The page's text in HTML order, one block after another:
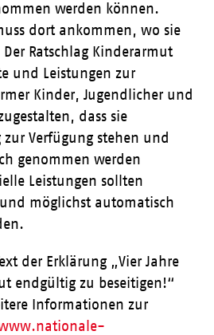
werden können.
dort ankommen, wo sie
Ratschlag Kinderarmut
und Leistungen zur
Kinder, Jugendlicher und
dass sie
Verfügung stehen und
genommen werden
Leistungen sollten
möglichst automatisch
der Erklärung „Vier Jahre
endgültig zu beseitigen!“
Informationen zur